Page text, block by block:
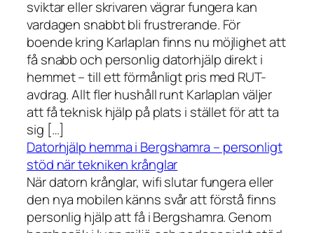
sviktar eller skrivaren vägrar fungera kan
vardagen snabbt bli frustrerande. För
boende kring Karlaplan finns nu möjlighet att
få snabb och personlig datorhjälp direkt i
hemmet – till ett förmånligt pris med RUT-
avdrag. Allt fler hushåll runt Karlaplan väljer
att få teknisk hjälp på plats i stället för att ta
sig […]
Datorhjälp hemma i Bergshamra – personligt
stöd när tekniken krånglar
När datorn krånglar, wifi slutar fungera eller
den nya mobilen känns svår att förstå finns
personlig hjälp att få i Bergshamra. Genom